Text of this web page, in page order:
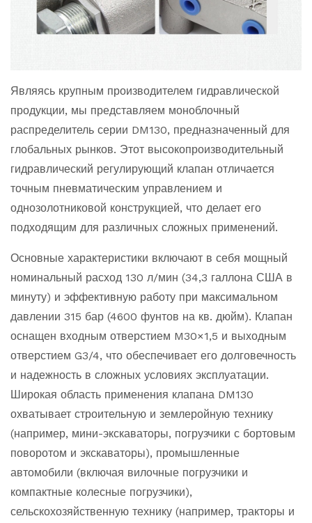
Являясь крупным производителем гидравлической
продукции, мы представляем моноблочный
распределитель серии DM130, предназначенный для
глобальных рынков. Этот высокопроизводительный
гидравлический регулирующий клапан отличается
точным пневматическим управлением и
однозолотниковой конструкцией, что делает его
подходящим для различных сложных применений.
Основные характеристики включают в себя мощный
номинальный расход 130 л/мин (34,3 галлона США в
минуту) и эффективную работу при максимальном
давлении 315 бар (4600 фунтов на кв. дюйм). Клапан
оснащен входным отверстием M30×1,5 и выходным
отверстием G3/4, что обеспечивает его долговечность
и надежность в сложных условиях эксплуатации.
Широкая область применения клапана DM130
охватывает строительную и землеройную технику
(например, мини-экскаваторы, погрузчики с бортовым
поворотом и экскаваторы), промышленные
автомобили (включая вилочные погрузчики и
компактные колесные погрузчики),
сельскохозяйственную технику (например, тракторы и